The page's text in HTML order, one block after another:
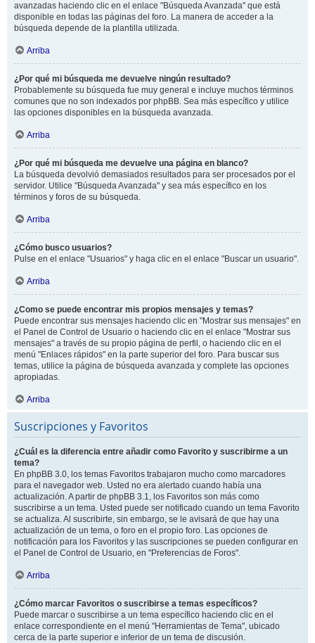
avanzadas haciendo clic en el enlace "Búsqueda Avanzada" que está
disponible en todas las páginas del foro. La manera de acceder a la
búsqueda depende de la plantilla utilizada.
Arriba
¿Por qué mi búsqueda me devuelve ningún resultado?
Probablemente su búsqueda fue muy general e incluye muchos términos
comunes que no son indexados por phpBB. Sea más específico y utilice
las opciones disponibles en la búsqueda avanzada.
Arriba
¿Por qué mi búsqueda me devuelve una página en blanco?
La búsqueda devolvió demasiados resultados para ser procesados por el
servidor. Utilice "Búsqueda Avanzada" y sea más específico en los
términos y foros de su búsqueda.
Arriba
¿Cómo busco usuarios?
Pulse en el enlace "Usuarios" y haga clic en el enlace "Buscar un usuario".
Arriba
¿Como se puede encontrar mis propios mensajes y temas?
Puede encontrar sus mensajes haciendo clic en "Mostrar sus mensajes" en
el Panel de Control de Usuario o haciendo clic en el enlace "Mostrar sus
mensajes" a través de su propio página de perfil, o haciendo clic en el
menú "Enlaces rápidos" en la parte superior del foro. Para buscar sus
temas, utilice la página de búsqueda avanzada y complete las opciones
apropiadas.
Arriba
Suscripciones y Favoritos
¿Cuál es la diferencia entre añadir como Favorito y suscribirme a un
tema?
En phpBB 3.0, los temas Favoritos trabajaron mucho como marcadores
para el navegador web. Usted no era alertado cuando había una
actualización. A partir de phpBB 3.1, los Favoritos son más como
suscribirse a un tema. Usted puede ser notificado cuando un tema Favorito
se actualiza. Al suscribirte, sin embargo, se le avisará de que hay una
actualización de un tema, o foro en el propio foro. Las opciones de
notificación para los Favoritos y las suscripciones se pueden configurar en
el Panel de Control de Usuario, en "Preferencias de Foros".
Arriba
¿Cómo marcar Favoritos o suscribirse a temas específicos?
Puede marcar o suscribirse a un tema específico haciendo clic en el
enlace correspondiente en el menú "Herramientas de Tema", ubicado
cerca de la parte superior e inferior de un tema de discusión.